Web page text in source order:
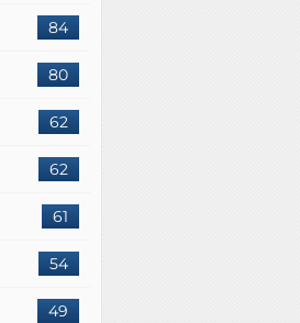
84
80
62
62
61
54
49